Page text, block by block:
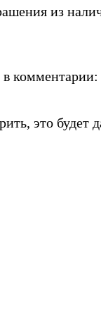
из
комментарии:
это будет